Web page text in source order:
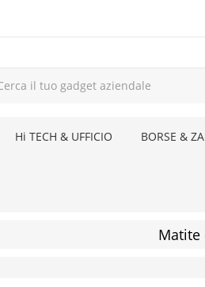
Hi TECH & UFFICIO BORSE &
Matite